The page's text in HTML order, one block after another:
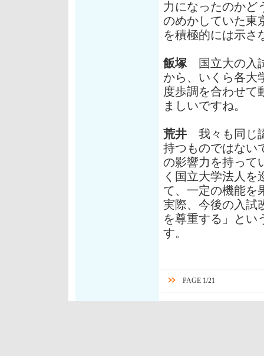
力になったのかど
のめかしていた東
を積極的には示さ
飯塚国立大の入
から、いくら各大
度歩調を合わせて
ましいですね。
荒井 我々も同じ
持つものではない
の影響力を持って
く国立大学法人を
て、一定の機能を
実際、今後の入試
を尊重する」とい
す。
PAGE 1/21